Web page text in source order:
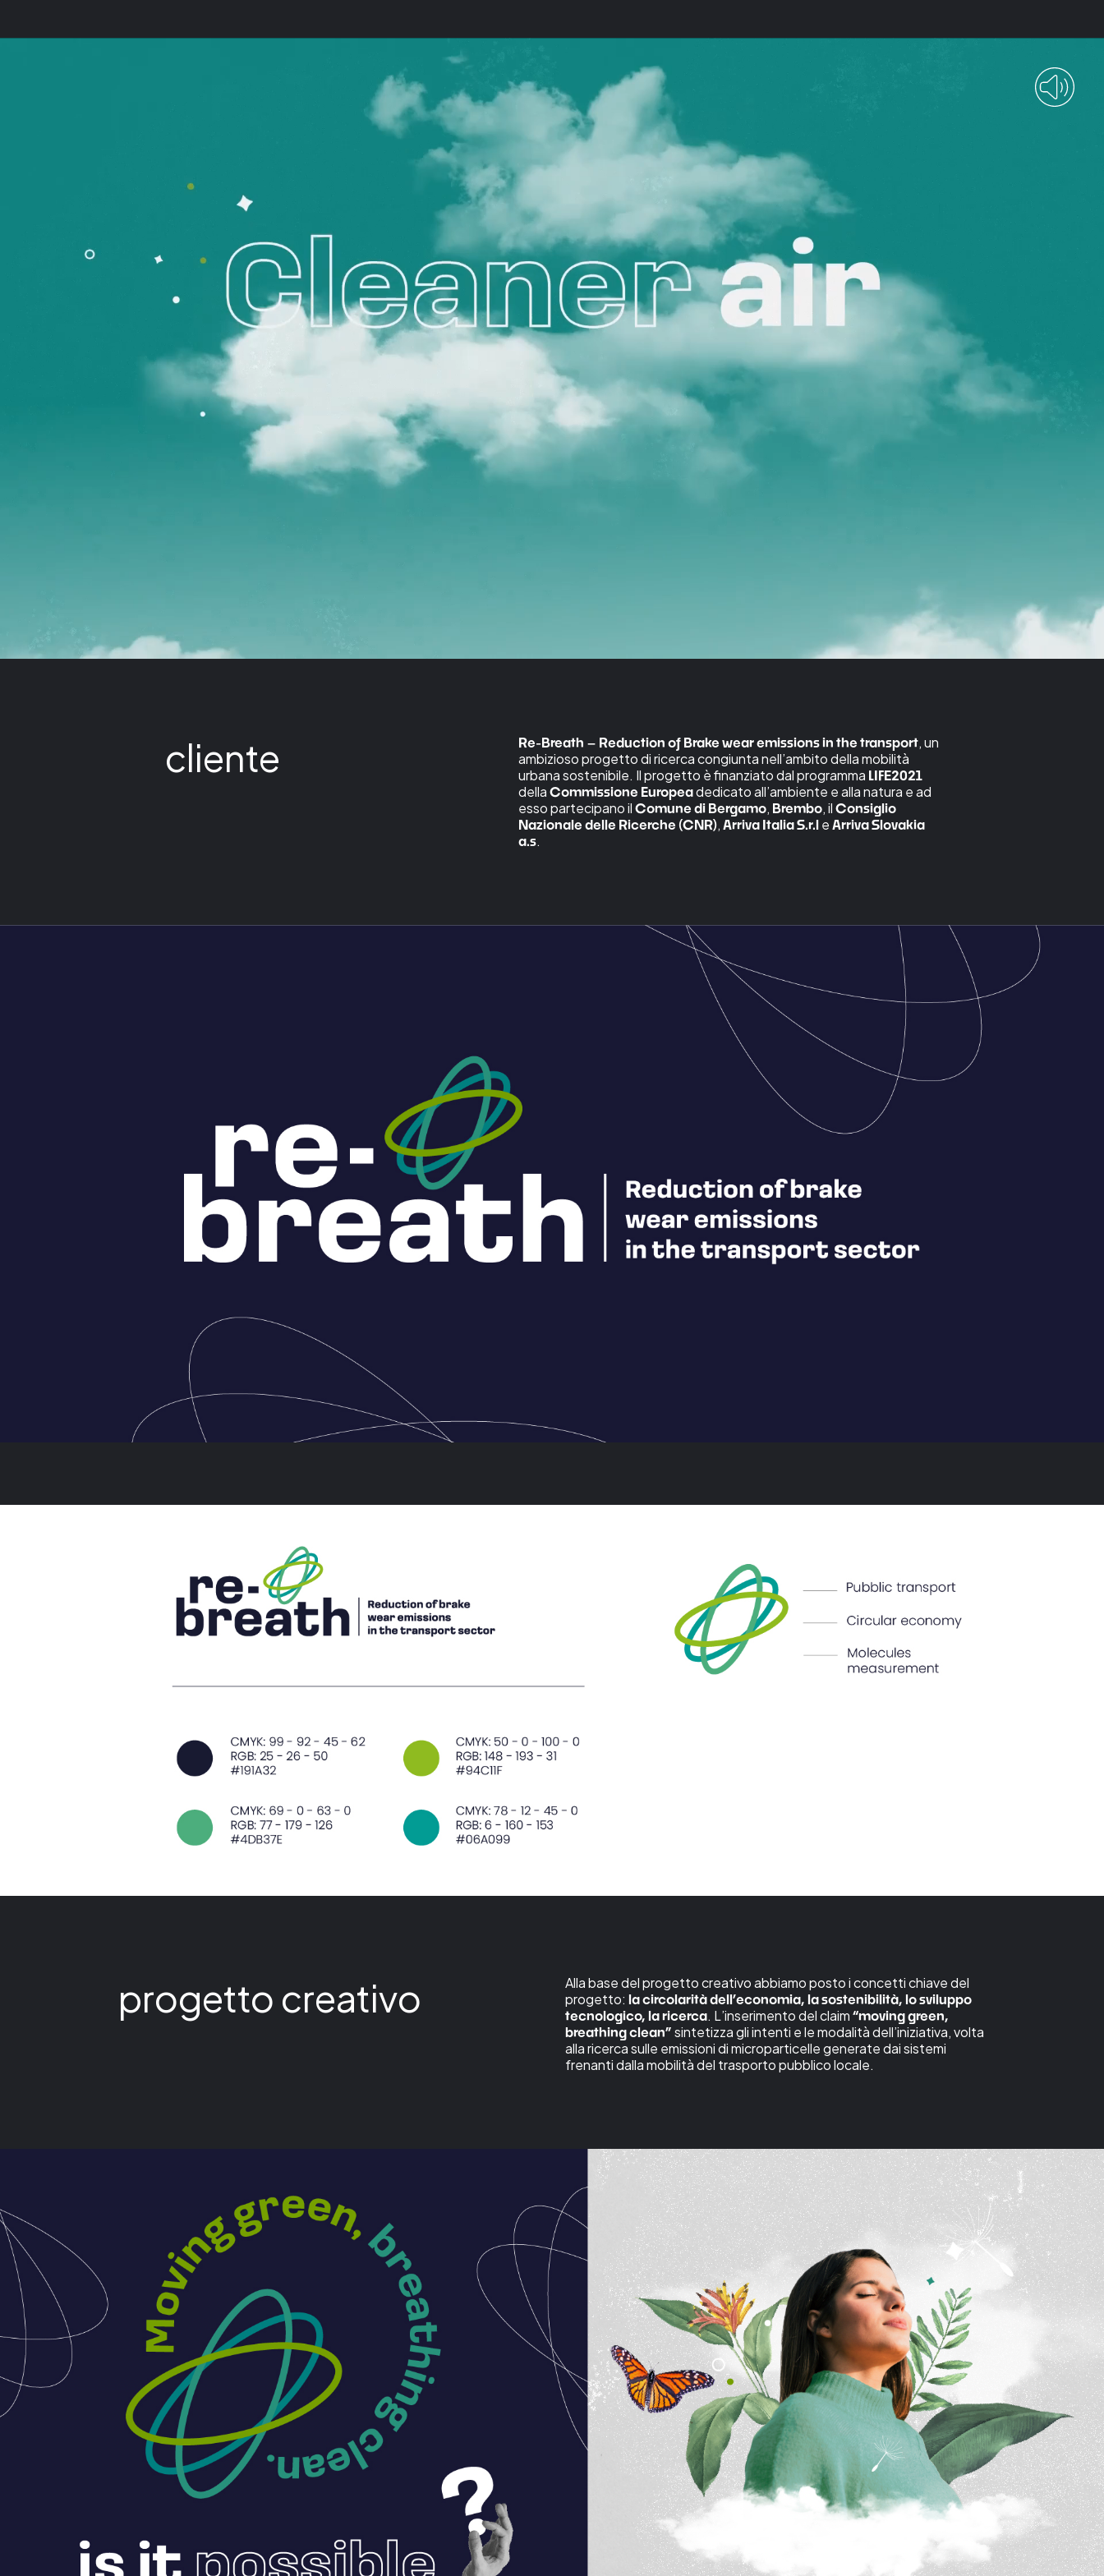
cliente Re-Breath – Reduction of Brake wear emissions in the transport, un
ambizioso progetto di ricerca congiunta nell’ambito della mobilità
urbana sostenibile. Il progetto è finanziato dal programma LIFE2021
della Commissione Europeadedicato all’ambiente e alla natura e ad
esso partecipano il Comune di Bergamo, Brembo, il Consiglio
Nazionale delle Ricerche (CNR), Arriva Italia S.r.l e Arriva Slovakia
a.s.
progetto creativo
Alla base del progetto creativo abbiamo posto i concetti chiave del
progetto:la circolarità dell’economia, la sostenibilità, lo sviluppo
tecnologico, la ricerca. L’inserimento del claim“moving green,
breathing clean” sintetizza gli intenti e le modalità dell’iniziativa, volta
alla ricerca sulle emissioni di microparticelle generate dai sistemi
frenanti dalla mobilità del trasporto pubblico locale.